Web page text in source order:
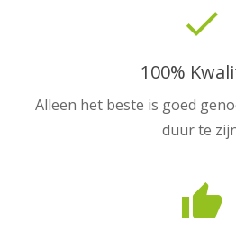
done
100%
Alleen het beste is goed
duur te
thumb_up